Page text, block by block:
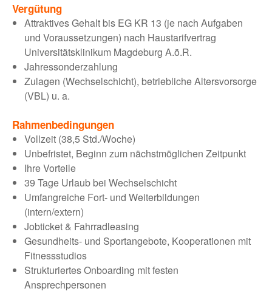
Vergütung
Attraktives Gehalt bis EG KR 13 (je nach Aufgaben
und Voraussetzungen) nach Haustarifvertrag
Universitätsklinikum Magdeburg A.ö.R.
Jahressonderzahlung
Zulagen (Wechselschicht), betriebliche Altersvorsorge
(VBL) u. a.
Rahmenbedingungen
Vollzeit (38,5 Std./Woche)
Unbefristet, Beginn zum nächstmöglichen Zeitpunkt
Ihre Vorteile
39 Tage Urlaub bei Wechselschicht
Umfangreiche Fort- und Weiterbildungen
(intern/extern)
Jobticket & Fahrradleasing
Gesundheits- und Sportangebote, Kooperationen mit
Fitnessstudios
Strukturiertes Onboarding mit festen
Ansprechpersonen